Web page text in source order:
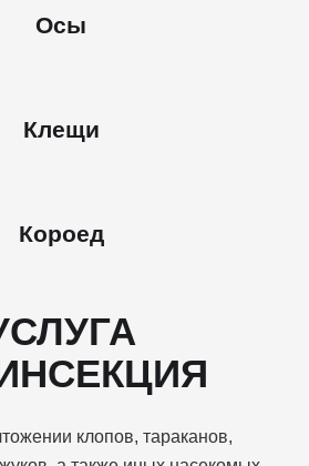
Осы
Клещи
Короед
клопов, тараканов,